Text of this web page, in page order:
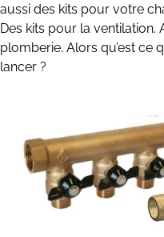
aussi des kits pour votre
Des kits pour la ventilation.
plomberie. Alors qu’est ce
lancer ?